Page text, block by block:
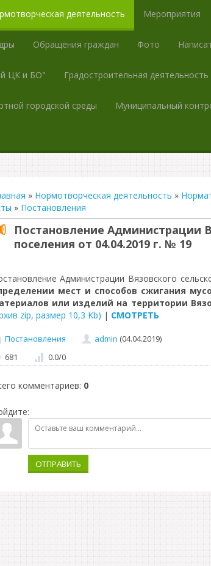
деятельность Мероприятия
Обращения граждан Фото
ЦК и БО" Градостроительная деятельность
городской среды Муниципальный
» Нормотворческая деятельность »
» Постановления
Постановление Администрации
поселения от 04.04.2019 г. № 19
Администрации Вязовского
мест и способов сжигания
или изделий на территории
zip, размер 10,3 Kb) | СМОТРЕТЬ
Постановления admin (04.04.2019)
681
0.0/0
комментариев: 0
ОТПРАВИТЬ